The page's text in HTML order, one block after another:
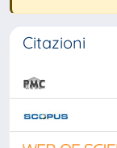
Citazioni